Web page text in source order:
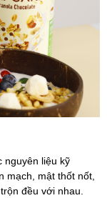
nguyên liệu kỹ
mạch, mật thốt nốt,
đều với nhau.